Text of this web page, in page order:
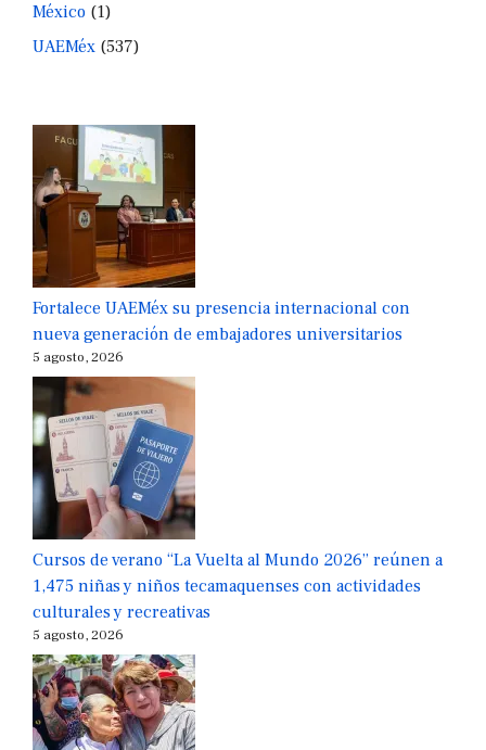
México (1)
UAEMéx (537)
Fortalece UAEMéx su presencia internacional con
nueva generación de embajadores universitarios
5 agosto, 2026
Cursos de verano “La Vuelta al Mundo 2026” reúnen a
1,475 niñas y niños tecamaquenses con actividades
culturales y recreativas
5 agosto, 2026